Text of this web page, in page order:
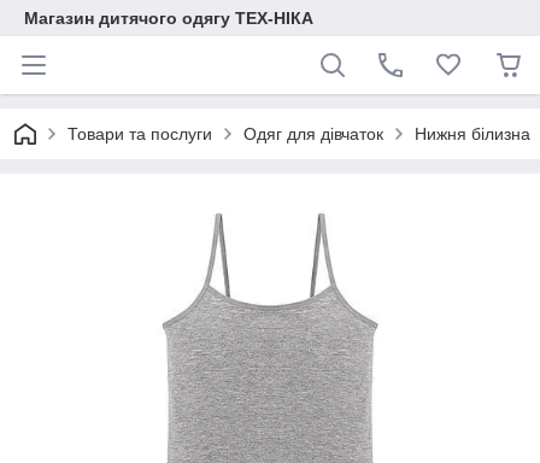
Магазин дитячого одягу ТЕХ-НІКА
Товари та послуги Одяг для дівчаток Нижня білизна